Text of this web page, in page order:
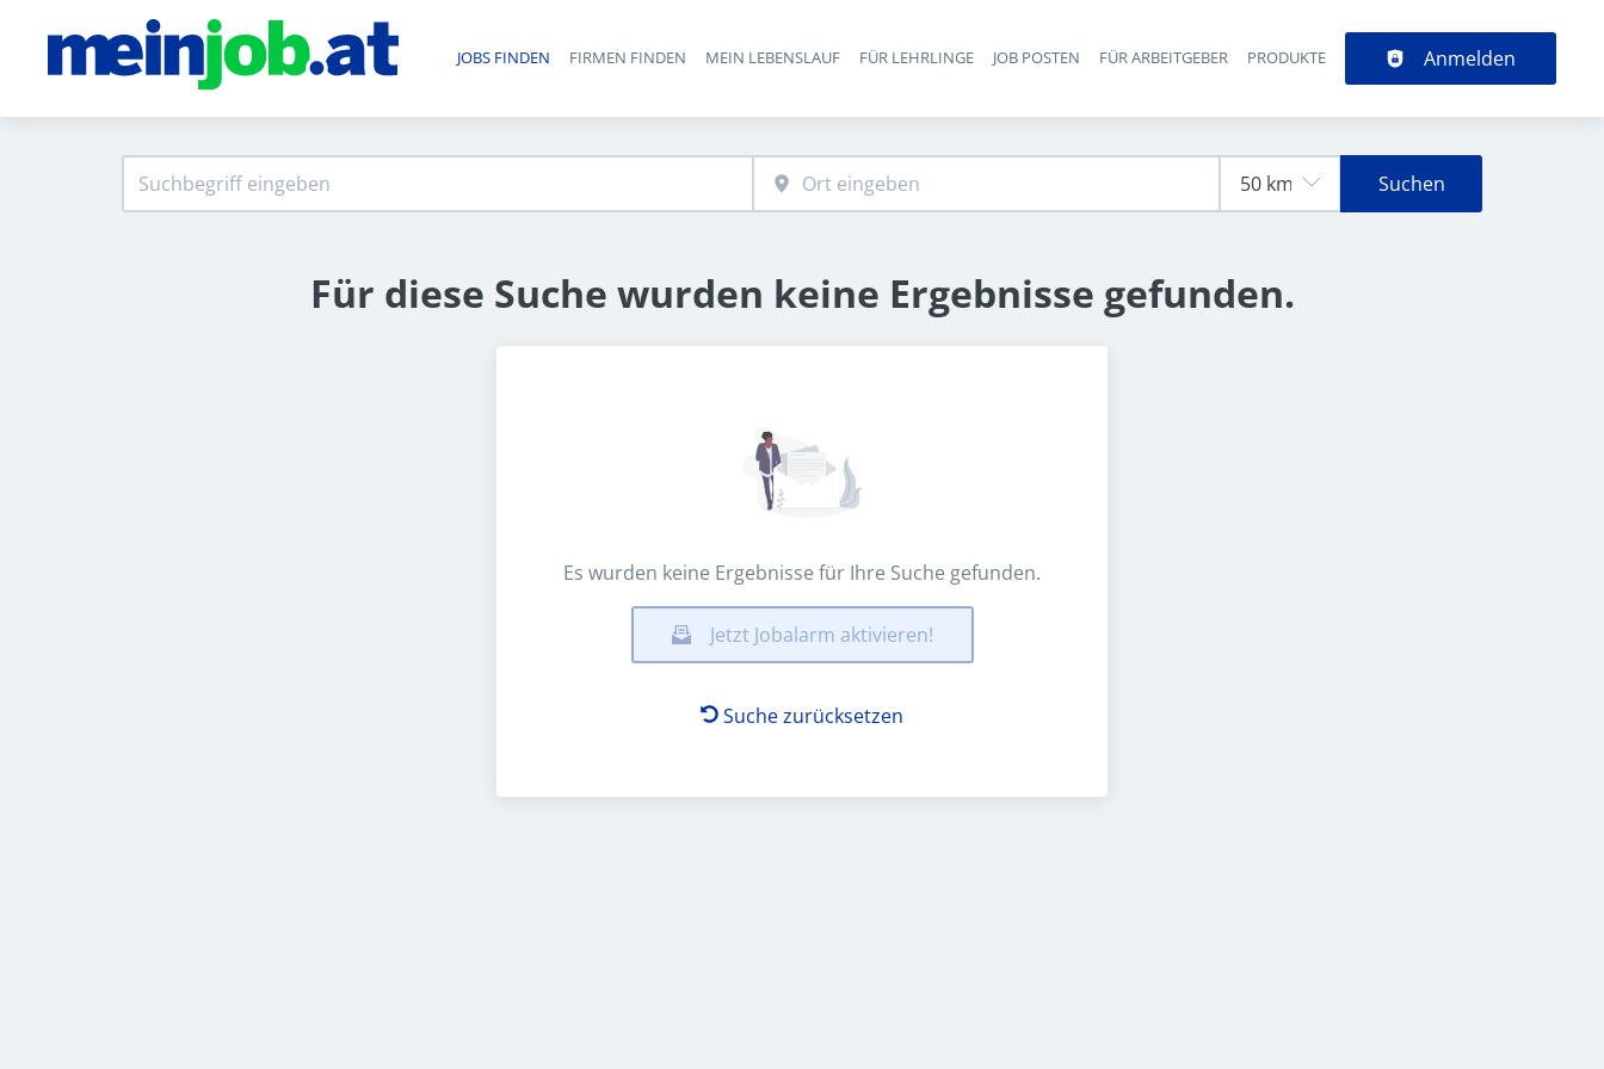
Haupt-Navigation
JOBS FINDEN FIRMEN FINDEN MEIN LEBENSLAUF FÜR LEHRLINGE JOB POSTEN FÜR ARBEITGEBER PRODUKTE Anmelden
Suchen
Für diese Suche wurden keine Ergebnisse gefunden.
Es wurden keine Ergebnisse für Ihre Suche gefunden.
Jetzt Jobalarm aktivieren!
Suche zurücksetzen